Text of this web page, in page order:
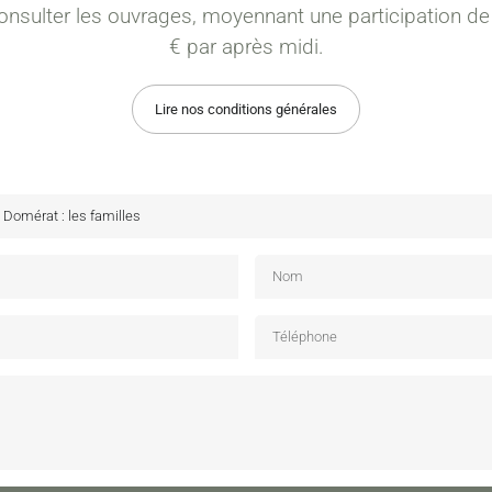
les ouvrages, moyennant une participation
€ par après midi.
Lire nos conditions générales